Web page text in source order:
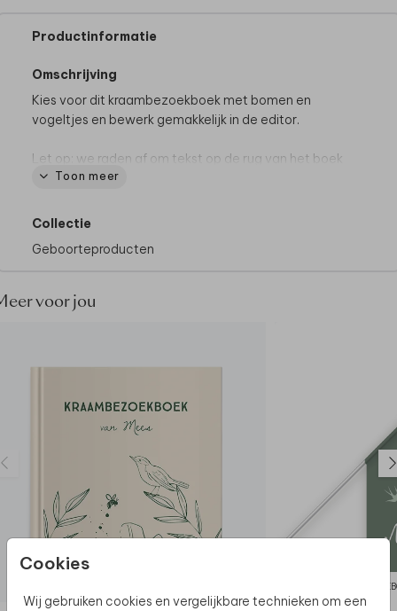
Cookies
Wij gebruiken cookies en vergelijkbare technieken om een
Productinformatie
Omschrijving
Kies voor dit kraambezoekboek met bomen en
vogeltjes en bewerk gemakkelijk in de editor.
Let op: we raden af om tekst op de rug van het boek
te plaatsen.
Toon meer
Collectie
Geboorteproducten
voor jou